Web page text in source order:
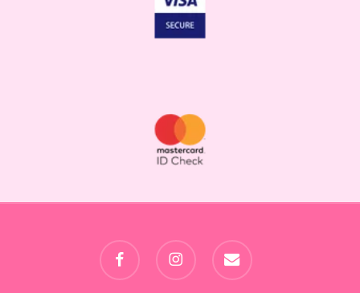
facebook instagram email